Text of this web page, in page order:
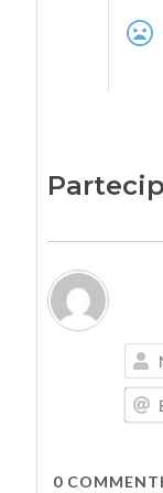
0COMMENTI